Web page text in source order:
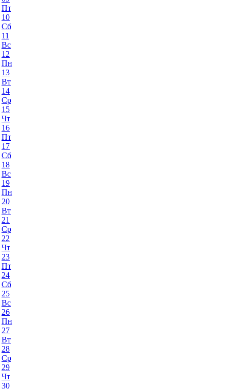
Пт
10
Сб
11
Вс
12
Пн
13
Вт
14
Ср
15
Чт
16
Пт
17
Сб
18
Вс
19
Пн
20
Вт
21
Ср
22
Чт
23
Пт
24
Сб
25
Вс
26
Пн
27
Вт
28
Ср
29
Чт
30